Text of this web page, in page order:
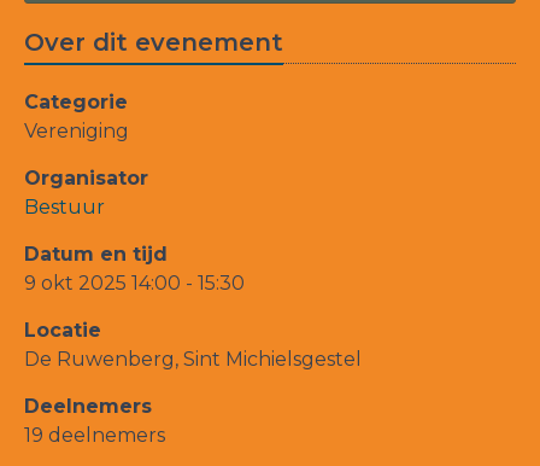
Over dit evenement
Categorie
Vereniging
Organisator
Bestuur
Datum en tijd
9 okt 2025 14:00 - 15:30
Locatie
De Ruwenberg, Sint Michielsgestel
Deelnemers
19 deelnemers